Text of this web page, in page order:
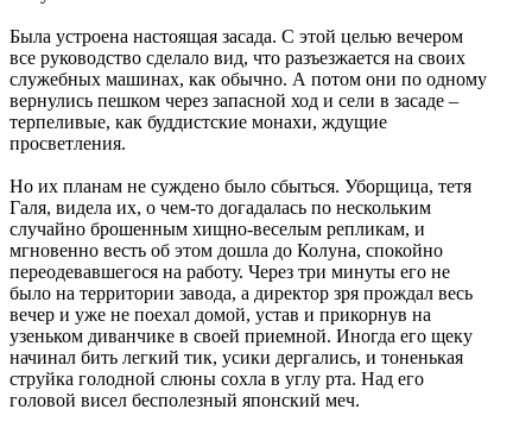
Была устроена настоящая засада. С этой целью вечером
все руководство сделало вид, что разъезжается на своих
служебных машинах, как обычно. А потом они по одному
вернулись пешком через запасной ход и сели в засаде –
терпеливые, как буддистские монахи, ждущие
просветления.
Но их планам не суждено было сбыться. Уборщица, тетя
Галя, видела их, о чем-то догадалась по нескольким
случайно брошенным хищно-веселым репликам, и
мгновенно весть об этом дошла до Колуна, спокойно
переодевавшегося на работу. Через три минуты его не
было на территории завода, а директор зря прождал весь
вечер и уже не поехал домой, устав и прикорнув на
узеньком диванчике в своей приемной. Иногда его щеку
начинал бить легкий тик, усики дергались, и тоненькая
струйка голодной слюны сохла в углу рта. Над его
головой висел бесполезный японский меч.